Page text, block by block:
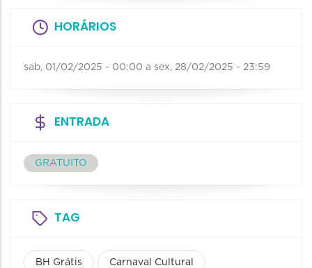
HORÁRIOS
sab, 01/02/2025 - 00:00 a sex, 28/02/2025 - 23:59
ENTRADA
GRATUITO
TAG
BH Grátis Carnaval Cultural